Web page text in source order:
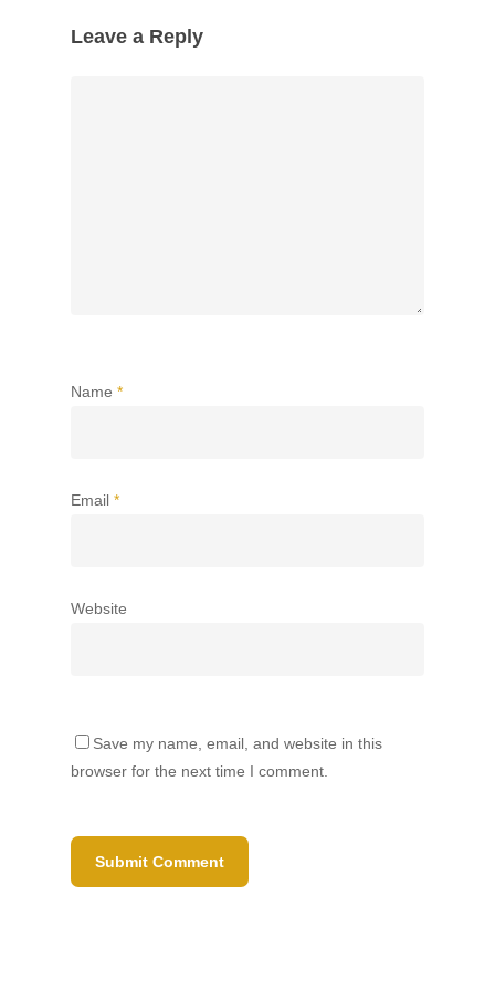
Leave a Reply
Name *
Email *
Website
Save my name, email, and website in this
browser for the next time I comment.